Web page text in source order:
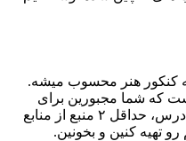
کنکور هنر محسوب میشه.
که شما مجبورین برای
بدست آوردن یک درصد خوب در این درس، حداقل‌ ٢ منبع از منابع
تهیه کنین و بخونین.